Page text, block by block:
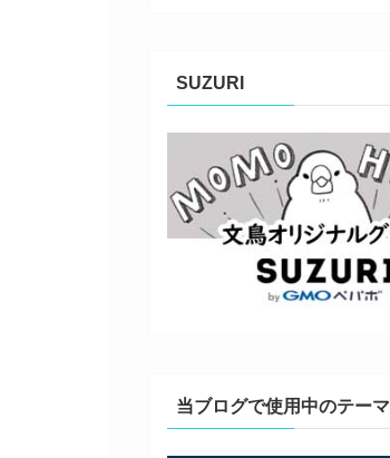
SUZURI
当ブログで使用中のテーマ